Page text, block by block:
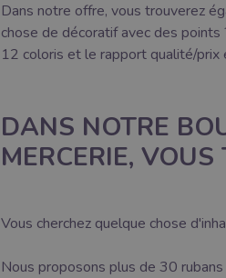
Dans notre offre, vous trouverez
chose de décoratif avec des
12 coloris et le rapport qualité/prix
DANS NOTRE
MERCERIE,
Vous cherchez quelque chose
Nous proposons plus de 30